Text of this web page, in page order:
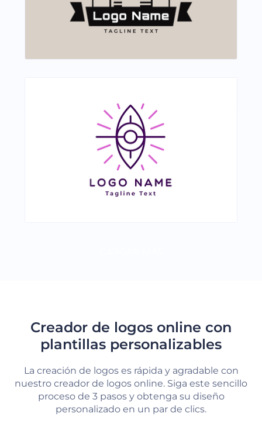
Creador de logos online con
plantillas personalizables
La creación de logos es rápida y agradable con
nuestro creador de logos online. Siga este sencillo
proceso de 3 pasos y obtenga su diseño
personalizado en un par de clics.